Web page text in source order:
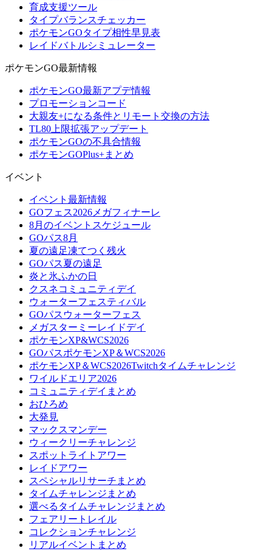
育成支援ツール
タイプバランスチェッカー
ポケモンGOタイプ相性早見表
レイドバトルシミュレーター
ポケモンGO最新情報
ポケモンGO最新アプデ情報
プロモーションコード
大親友+になる条件とリモート交換の方法
TL80上限拡張アップデート
ポケモンGOの不具合情報
ポケモンGOPlus+まとめ
イベント
イベント最新情報
GOフェス2026メガフィナーレ
8月のイベントスケジュール
GOパス8月
夏の遠足凍てつく残火
GOパス夏の遠足
炎と氷ふかの日
クスネコミュニティデイ
ウォーターフェスティバル
GOパスウォーターフェス
メガスターミーレイドデイ
ポケモンXP&WCS2026
GOパスポケモンXP＆WCS2026
ポケモンXP＆WCS2026Twitchタイムチャレンジ
ワイルドエリア2026
コミュニティデイまとめ
おひろめ
大発見
マックスマンデー
ウィークリーチャレンジ
スポットライトアワー
レイドアワー
スペシャルリサーチまとめ
タイムチャレンジまとめ
選べるタイムチャレンジまとめ
フェアリートレイル
コレクションチャレンジ
リアルイベントまとめ